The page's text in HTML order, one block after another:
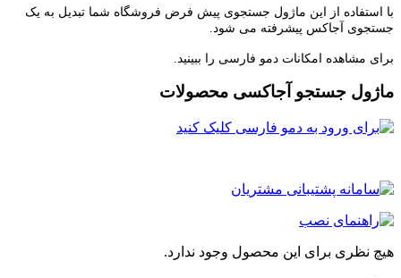
استفاده از این ماژول جستجوی پیش فرض فروشگاه شما تبدیل به یک
آجاکس پیشرفته می شود.
مشاهده امکانات دمو فارسی را ببینید.
جستجو آجاکسی محصولات
نظری برای این محصول وجود ندارد.